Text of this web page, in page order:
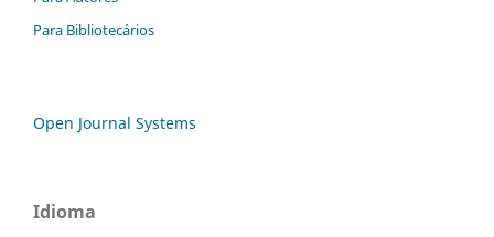
Para Bibliotecários
Open Journal Systems
Idioma